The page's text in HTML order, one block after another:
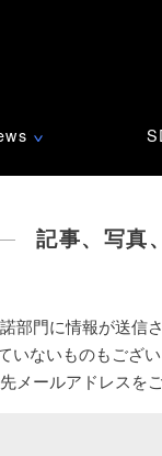
∨
記事、写真
部門に情報が送信
いないものもござ
メールアドレスを